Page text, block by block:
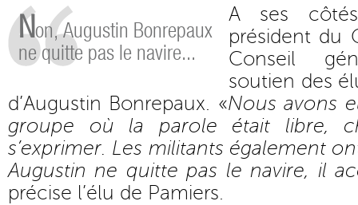
Non, Augustin Bonrepaux
ne quitte pas le navire...
A ses
président du
Conseil
soutien des
d’Augustin Bonrepaux. «Nous avons
groupe où la parole était libre,
s’exprimer. Les militants également
Augustin ne quitte pas le navire, il
précise l’élu de Pamiers.